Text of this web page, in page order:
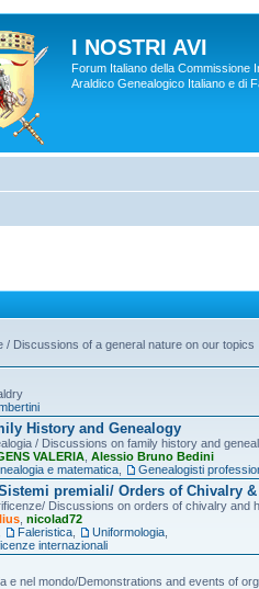
I NOSTRI AVI
Forum Italiano della Commissione
Araldico Genealogico Italiano e di
/ Discussions of a general nature on our topics
History and Genealogy
/ Discussions on family history and
VALERIA Alessio Bruno Bedini
e matematica Genealogisti
premiali/ Orders of Chivalry
Discussions on orders of chivalry and
nicolad72
Faleristica Uniformologia
internazionali
e nel mondo/Demonstrations and events of